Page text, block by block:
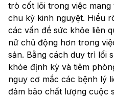
trò cốt lõi trong việc
chu kỳ kinh nguyệt. Hiểu
các vấn đề sức khỏe liên
nữ chủ động hơn trong
sản. Bằng cách duy trì lối
khỏe định kỳ và tiêm
nguy cơ mắc các bệnh lý
đảm bảo chất lượng cuộc